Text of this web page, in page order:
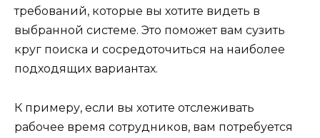
требований, которые вы хотите видеть в
выбранной системе. Это поможет вам сузить
круг поиска и сосредоточиться на наиболее
подходящих вариантах.
К примеру, если вы хотите отслеживать
рабочее время сотрудников, вам потребуется